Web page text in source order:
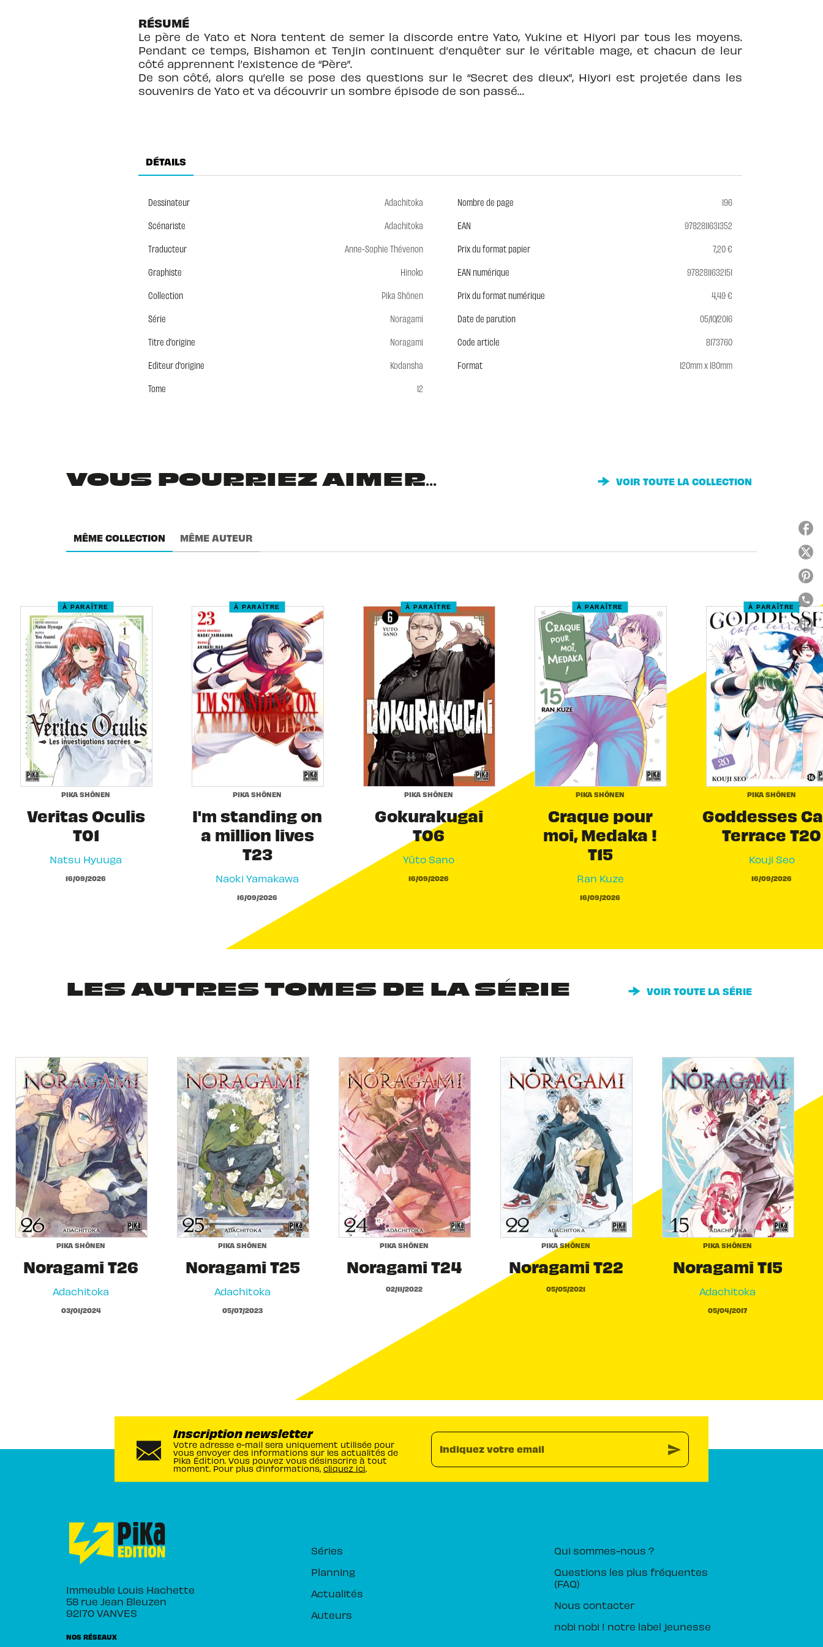
RÉSUMÉ
Le père de Yato et Nora tentent de semer la discorde entre Yato, Yukine et Hiyori par tous les moyens.
Pendant ce temps, Bishamon et Tenjin continuent d’enquêter sur le véritable mage, et chacun de leur
côté apprennent l’existence de “Père”.
De son côté, alors qu’elle se pose des questions sur le “Secret des dieux”, Hiyori est projetée dans les
souvenirs de Yato et va découvrir un sombre épisode de son passé…
DÉTAILS
Dessinateur
Adachitoka
Scénariste
Adachitoka
Traducteur
Anne-Sophie Thévenon
Graphiste
Hinoko
Collection
Pika Shônen
Série
Noragami
Titre d'origine
Noragami
Editeur d'origine
Kodansha
Tome
12
Nombre de page
196
EAN
9782811631352
Prix du format papier
7,20 €
EAN numérique
9782811632151
Prix du format numérique
4,49 €
Date de parution
05/10/2016
Code article
8173760
Format
120mm x 180mm
VOUS POURRIEZ AIMER... VOIR TOUTE LA COLLECTION
MÊME COLLECTION MÊME AUTEUR
À PARAÎTRE
PIKA SHÔNEN
Veritas Oculis
T01
Natsu Hyuuga
16/09/2026
À PARAÎTRE
PIKA SHÔNEN
I'm standing on
a million lives
T23
Naoki Yamakawa
16/09/2026
À PARAÎTRE
PIKA SHÔNEN
Gokurakugai
T06
Yûto Sano
16/09/2026
À PARAÎTRE
PIKA SHÔNEN
Craque pour
moi, Medaka !
T15
Ran Kuze
16/09/2026
À PARAÎTRE
PIKA SHÔNEN
Goddesses
Terrace T20
Kouji Seo
16/09/2026
LES AUTRES TOMES DE LA SÉRIE VOIR TOUTE LA SÉRIE
PIKA SHÔNEN
Noragami T26
Adachitoka
03/01/2024
PIKA SHÔNEN
Noragami T25
Adachitoka
05/07/2023
PIKA SHÔNEN
Noragami T24
02/11/2022
PIKA SHÔNEN
Noragami T22
05/05/2021
PIKA SHÔNEN
Noragami T15
Adachitoka
05/04/2017
link
Inscription newsletter
Votre adresse e-mail sera uniquement utilisée pour
vous envoyer des informations sur les actualités de
Pika Édition. Vous pouvez vous désinscrire à tout
moment. Pour plus d’informations, cliquez ici.
Indiquez votre email send
Immeuble Louis Hachette
58 rue Jean Bleuzen
92170 VANVES
NOS RÉSEAUX
Séries
Planning
Actualités
Auteurs
Qui sommes-nous ?
Questions les plus fréquentes
(FAQ)
Nous contacter
nobi nobi ! notre label jeunesse